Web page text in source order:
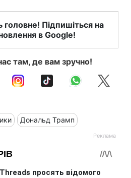
головне! Підпишіться на
в Google!
там, де вам зручно!
Дональд Трамп